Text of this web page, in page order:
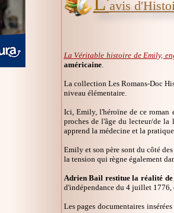
avis
La Véritable histoire de Emily,
américaine.
La collection Les Romans-Doc
niveau élémentaire.
Ici, Emily, l'héroïne de ce roman
proches de l'âge du lecteur/de
apprend la médecine et la
Emily et son père sont du côté
la tension qui règne également
Adrien Bail restitue la réalité
d'indépendance du 4 juillet 1776,
Les pages documentaires